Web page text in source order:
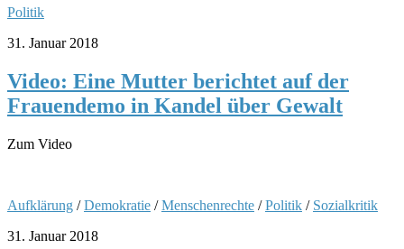
Politik
31. Januar 2018
Video: Eine Mutter berichtet auf der
Frauendemo in Kandel über Gewalt
Zum Video
Aufklärung /Demokratie /Menschenrechte /Politik / Sozialkritik
31. Januar 2018